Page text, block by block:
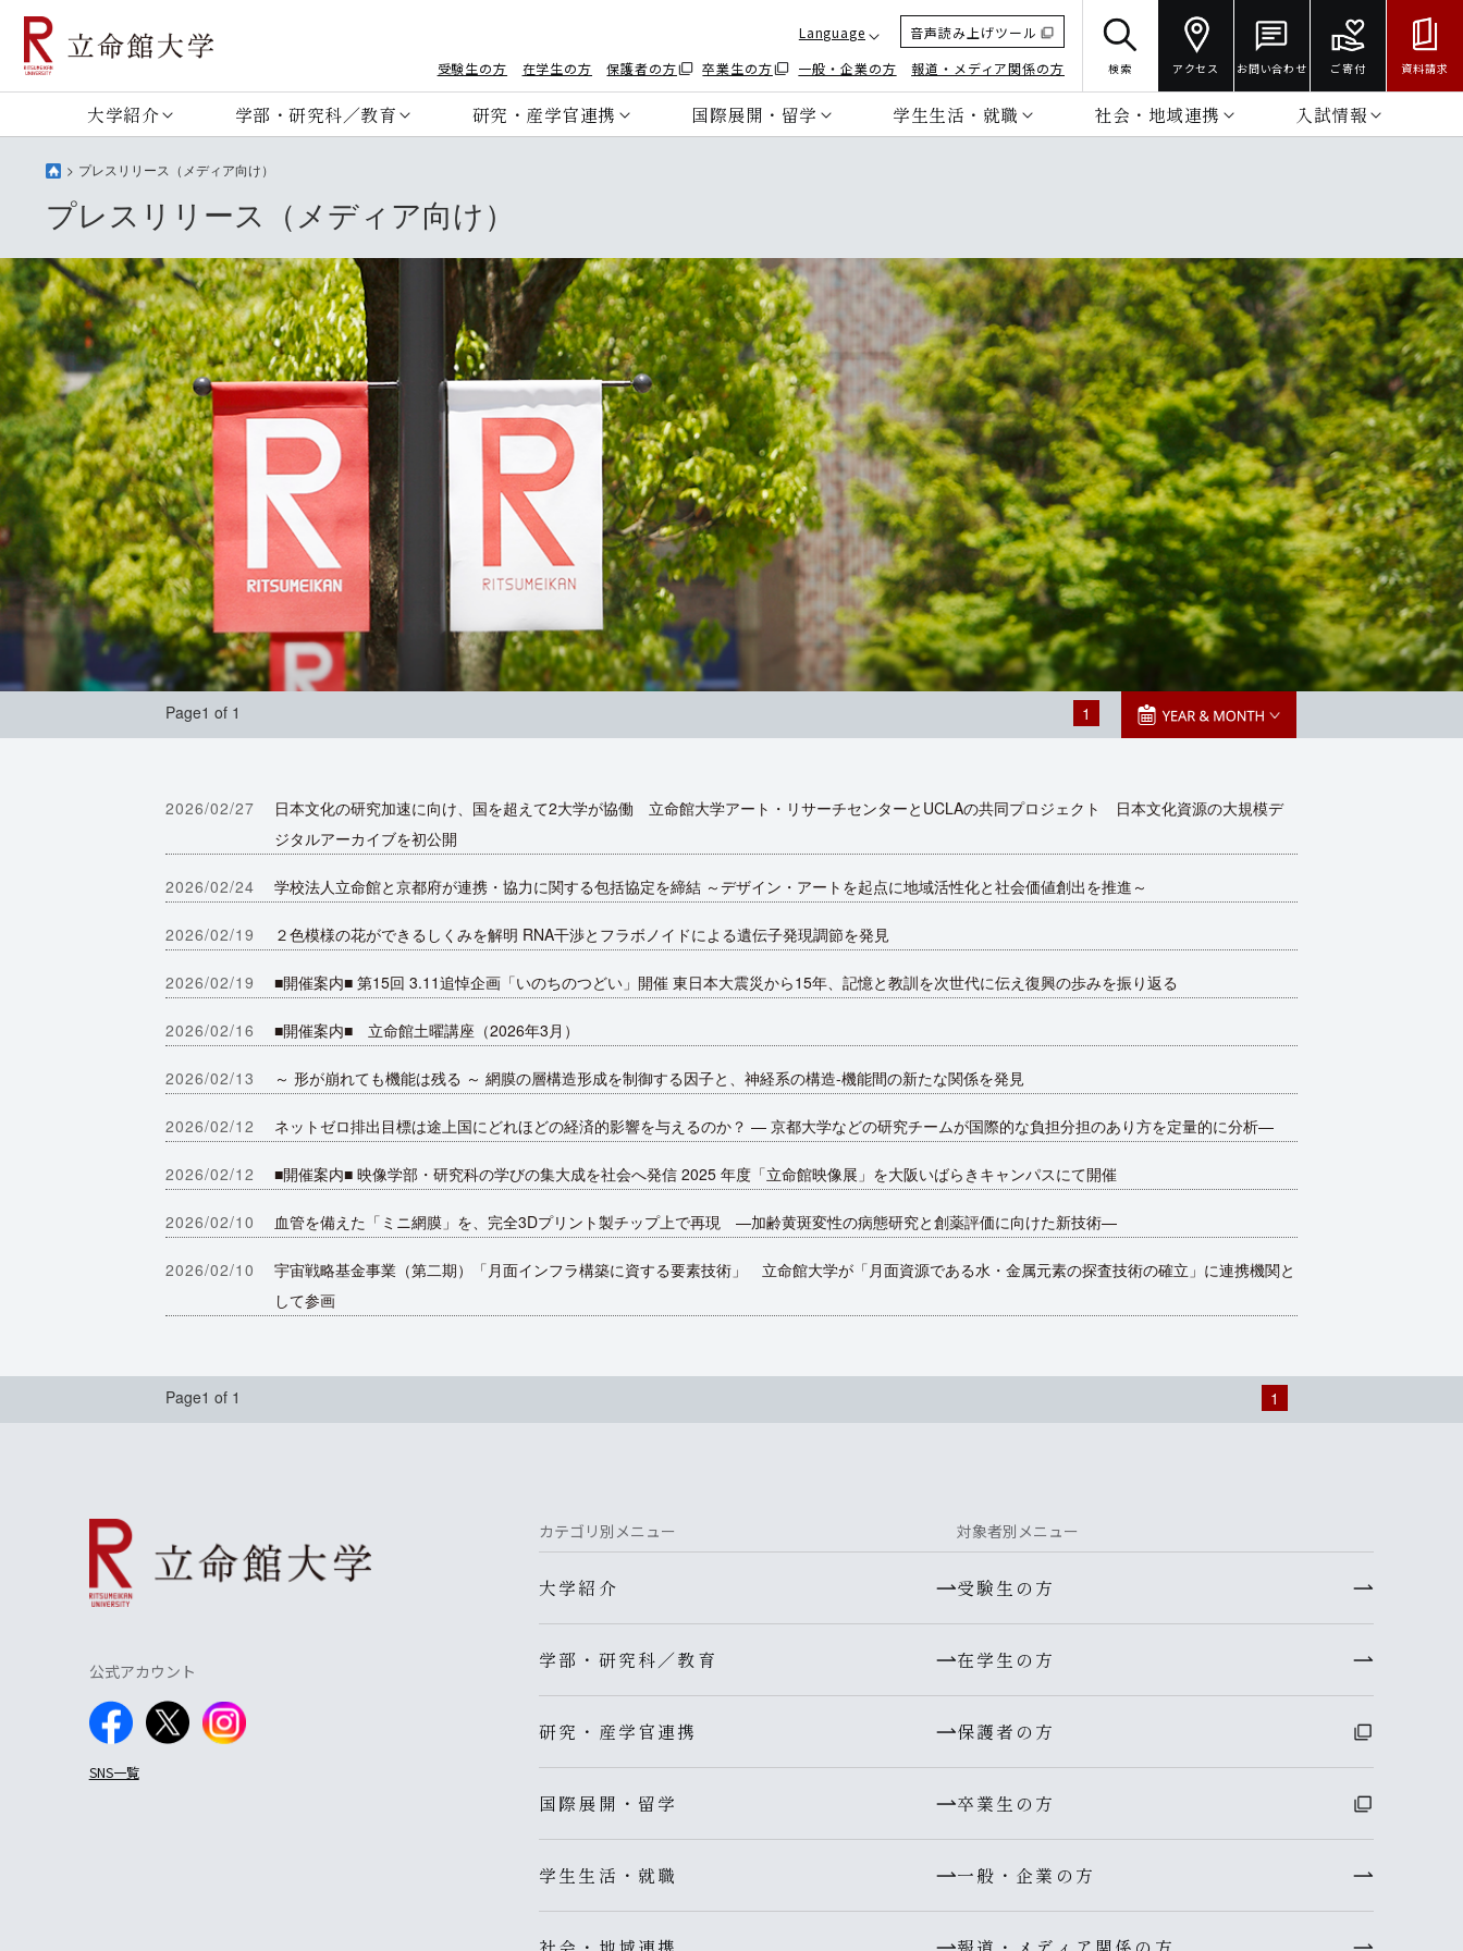
Language
音声読み上げツール
受験生の方
在学生の方 保護者の方 卒業生の方 一般・企業の方 報道・メディア関係の方 検索 アクセス お問い合わせ ご寄付 資料請求
大学紹介 学部・研究科／教育 研究・産学官連携 国際展開・留学 学生生活・就職 社会・地域連携 入試情報
プレスリリース（メディア向け）
プレスリリース（メディア向け）
Page1 of 1 1
2026/02/27
日本文化の研究加速に向け、国を超えて2大学が協働 立命館大学アート・リサーチセンターとUCLAの共同プロジェクト 日本文化資源の大規模デ
ジタルアーカイブを初公開
2026/02/24 学校法人立命館と京都府が連携・協力に関する包括協定を締結 ～デザイン・アートを起点に地域活性化と社会価値創出を推進～
2026/02/19 ２色模様の花ができるしくみを解明 RNA干渉とフラボノイドによる遺伝子発現調節を発見
2026/02/19 ■開催案内■ 第15回 3.11追悼企画「いのちのつどい」開催 東日本大震災から15年、記憶と教訓を次世代に伝え復興の歩みを振り返る
2026/02/16 ■開催案内■ 立命館土曜講座（2026年3月）
2026/02/13 ～ 形が崩れても機能は残る ～ 網膜の層構造形成を制御する因子と、神経系の構造-機能間の新たな関係を発見
2026/02/12 ネットゼロ排出目標は途上国にどれほどの経済的影響を与えるのか？ — 京都大学などの研究チームが国際的な負担分担のあり方を定量的に分析—
2026/02/12 ■開催案内■ 映像学部・研究科の学びの集大成を社会へ発信 2025 年度「立命館映像展」を大阪いばらきキャンパスにて開催
2026/02/10 血管を備えた「ミニ網膜」を、完全3Dプリント製チップ上で再現 —加齢黄斑変性の病態研究と創薬評価に向けた新技術—
2026/02/10
宇宙戦略基金事業（第二期）「月面インフラ構築に資する要素技術」 立命館大学が「月面資源である水・金属元素の探査技術の確立」に連携機関と
して参画
Page1 of 1 1
公式アカウント
SNS一覧
カテゴリ別メニュー
大学紹介
学部・研究科／教育
研究・産学官連携
国際展開・留学
学生生活・就職
対象者別メニュー
受験生の方
在学生の方
保護者の方
卒業生の方
一般・企業の方